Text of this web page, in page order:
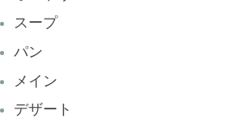
スープ
パン
メイン
デザート